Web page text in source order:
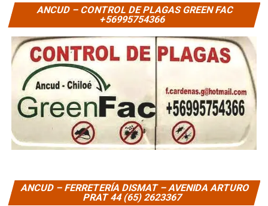
ANCUD – CONTROL DE PLAGAS GREEN FAC
+56995754366
ANCUD – FERRETERÍA DISMAT – AVENIDA ARTURO
PRAT 44 (65) 2623367